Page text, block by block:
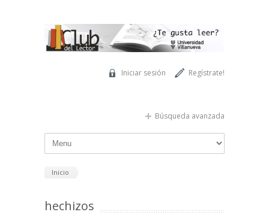
Regístrate!
Iniciar sesión
Búsqueda avanzada
Inicio
hechizos